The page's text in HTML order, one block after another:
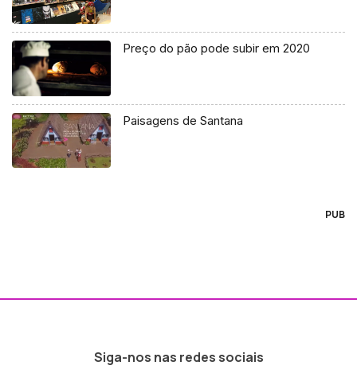
Preço do pão pode subir em 2020
Paisagens de Santana
PUB
Siga-nos nas redes sociais